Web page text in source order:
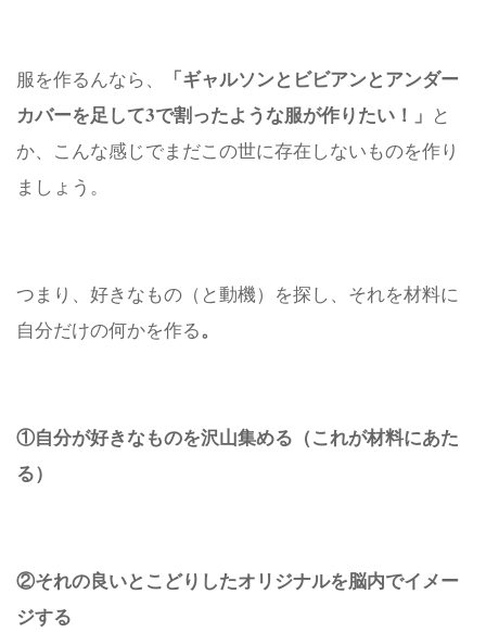
服を作るんなら、
「ギャルソンとビビアンとアンダー
カバーを足して3で割ったような服が作りたい！」 と
か、こんな感じでまだこの世に存在しないものを作り
ましょう。
つまり、好きなもの（と動機）を探し、それを材料に
自分だけの何かを作る。
①自分が好きなものを沢山集める（これが材料にあた
る）
②それの良いとこどりしたオリジナルを脳内でイメー
ジする